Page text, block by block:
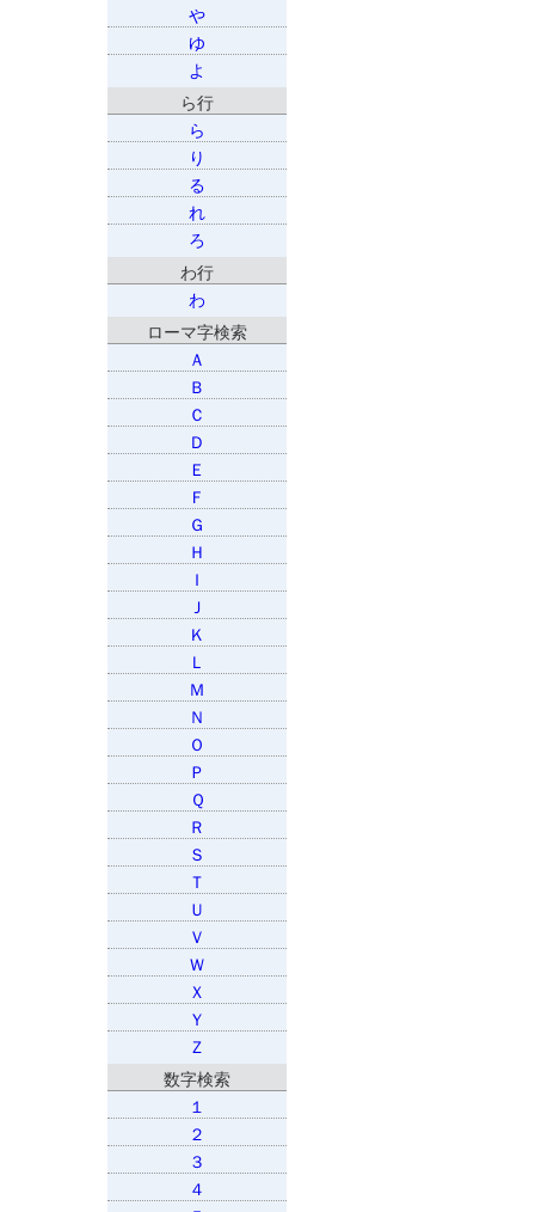
や
ゆ
よ
ら行
ら
り
る
れ
ろ
わ行
わ
ローマ字検索
Ａ
Ｂ
Ｃ
Ｄ
Ｅ
Ｆ
Ｇ
Ｈ
Ｉ
Ｊ
Ｋ
Ｌ
Ｍ
Ｎ
Ｏ
Ｐ
Ｑ
Ｒ
Ｓ
Ｔ
Ｕ
Ｖ
Ｗ
Ｘ
Ｙ
Ｚ
数字検索
１
２
３
４